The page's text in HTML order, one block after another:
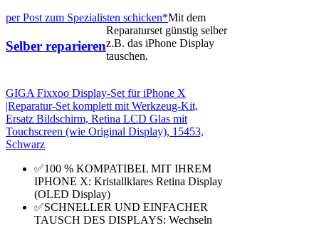
per Post zum Spezialisten schicken*
Selber reparieren
Mit dem
Reparaturset günstig selber
z.B. das iPhone Display
tauschen.
GIGA Fixxoo Display-Set für iPhone X
|Reparatur-Set komplett mit Werkzeug-Kit,
Ersatz Bildschirm, Retina LCD Glas mit
Touchscreen (wie Original Display), 15453,
Schwarz
✅100 % KOMPATIBEL MIT IHREM
IPHONE X: Kristallklares Retina Display
(OLED Display)
✅SCHNELLER UND EINFACHER
TAUSCH DES DISPLAYS: Wechseln